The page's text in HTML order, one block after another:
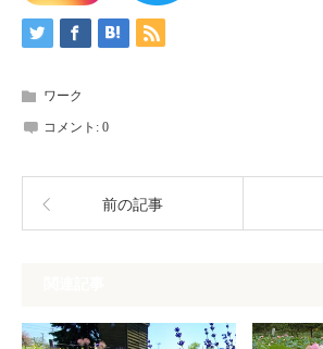
ワーク
コメント: 0
前の記事